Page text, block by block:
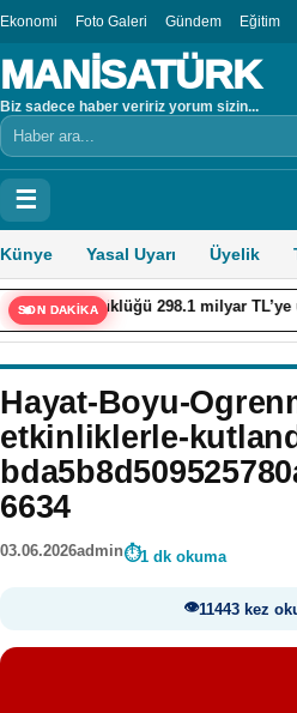
Ekonomi Foto Galeri Gündem Eğitim
MANİSATÜRK
Biz sadece haber veririz yorum sizin...
Arama
☰
Künye Yasal Uyarı Üyelik
SON DAKİKA298.1 milyar TL’ye ulaştı
Hayat-Boyu-
etkinliklerle-
6634
03.06.2026admin 1 dk okuma
11443 kez